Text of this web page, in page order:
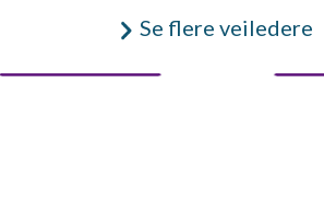
Se flere veiledere